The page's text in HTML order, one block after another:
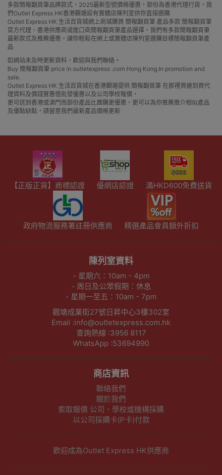
多款簡報翻頁筆品牌款式，2025最新型號價格優惠，部份為香港代理行貨，我
們Outlet Express HK香港觀塘設有實體店陳列室供你直接選購
Outlet Express HK 生活百貨城網上商城購買 簡報翻頁筆 產品多款 簡報翻頁筆
官方代理、香港供應商或進口商簡報翻頁筆產品選擇，我們有多款簡報翻頁筆
最新款式及推薦優惠，讓你輕鬆在網上或實體店陳列室選購目標簡報翻頁筆產
品
如網站未及時更新資料，歡迎與我們聯絡。
Buy 簡報翻頁筆 price in outletexpress .com Hong Kong.In promotion and
sale.
Outlet Express HK 生活百貨城在香港觀塘提供 簡報翻頁筆 在那裡買邊到買代
理資料及價錢實惠借批發優惠以及公司學校報價，
更可送到香港或澳門而部份產品比團購更優惠，更可以為你推薦推介相似產品
及優點缺點，請留意我們最新產品價格更新
【正版正貨】商標認證 優網店認證 滿HKD600免費送貨
政府物流服務署註冊供應商 精選產品會員額外折扣
陳列室資料
- 星期六：10am - 4pm
- 周日及公眾假期：休息
- 星期一至五：10am - 7pm
觀塘成業街27號日昇中心3樓302室
Email :info@outletexpress.com.hk
查詢熱線 :3956 8117
WhatsApp :53694990
商店資訊
聯絡我們
關於我們
索取報價 公司、學校或機構採購
以公司採購卡(P卡)付款
歡迎成為Outlet Express HK供應商